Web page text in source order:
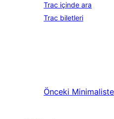
Trac içinde ara
Trac biletleri
Önceki Minimaliste